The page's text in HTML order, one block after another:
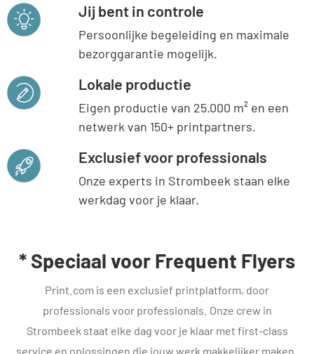
Jij bent in controle
Persoonlijke begeleiding en maximale
bezorggarantie mogelijk.
Lokale productie
Eigen productie van 25.000 m² en een
netwerk van 150+ printpartners.
Exclusief voor professionals
Onze experts in Strombeek staan elke
werkdag voor je klaar.
* Speciaal voor Frequent Flyers
Print.com is een exclusief printplatform, door
professionals voor professionals. Onze crew in
Strombeek staat elke dag voor je klaar met first-class
service en oplossingen die jouw werk makkelijker maken.